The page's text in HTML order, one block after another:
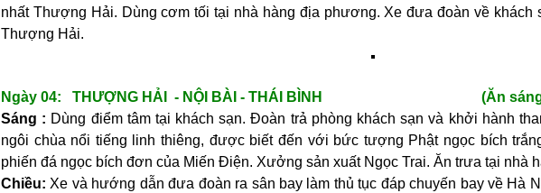
nhất Thượng Hải. Dùng cơm tối tại nhà hàng địa phương. Xe đưa đoàn về khách
Thượng Hải.
Ngày 04: THƯỢNG HẢI - NỘI BÀI - THÁI BÌNH (Ăn sáng,
Sáng : Dùng điểm tâm tại khách sạn. Đoàn trả phòng khách sạn và khởi hành
ngôi chùa nổi tiếng linh thiêng, được biết đến với bức tượng Phật ngọc bích
phiến đá ngọc bích đơn của Miến Điện. Xưởng sản xuất Ngọc Trai. Ăn trưa tại nhà
Chiều: Xe và hướng dẫn đưa đoàn ra sân bay làm thủ tục đáp chuyến bay về Hà